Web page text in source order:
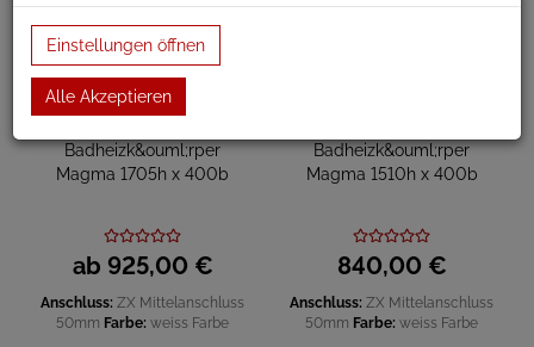
Badheizk&ouml;rper
Magma 1705h x 400b
ab 925,00 €
Anschluss: ZX Mittelanschluss
50mm Farbe: weiss Farbe
Badheizk&ouml;rper
Magma 1510h x 400b
840,00 €
Anschluss: ZX Mittelanschluss
50mm Farbe: weiss Farbe
Einstellungen öffnen
Alle Akzeptieren